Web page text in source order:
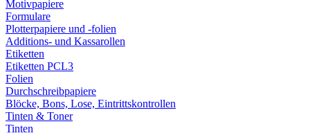
Motivpapiere
Formulare
Plotterpapiere und -folien
Additions- und Kassarollen
Etiketten
Etiketten PCL3
Folien
Durchschreibpapiere
Blöcke, Bons, Lose, Eintrittskontrollen
Tinten & Toner
Tinten